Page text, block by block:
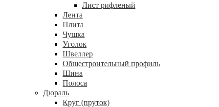
Лист рифленый
Лента
Плита
Чушка
Уголок
Швеллер
Общестроительный профиль
Шина
Полоса
Дюраль
Круг (пруток)